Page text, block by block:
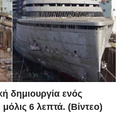
δημιουργία ενός
6 λεπτά. (Βίντεο)